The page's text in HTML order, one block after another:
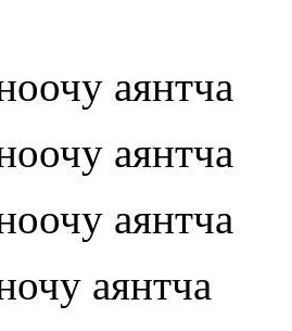
аянтча
аянтча
аянтча
аянтча